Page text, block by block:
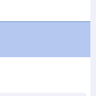
britische
1974 zu einer
Switch
für Golden Earring,
der